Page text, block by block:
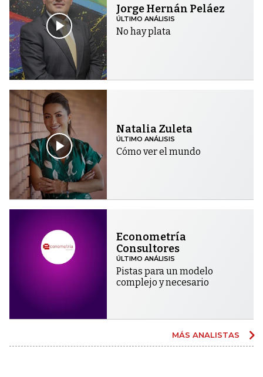
Jorge Hernán Peláez
ÚLTIMO ANÁLISIS
No hay plata
Natalia Zuleta
ÚLTIMO ANÁLISIS
Cómo ver el mundo
Econometría
Consultores
ÚLTIMO ANÁLISIS
Pistas para un modelo
complejo y necesario
MÁS ANALISTAS